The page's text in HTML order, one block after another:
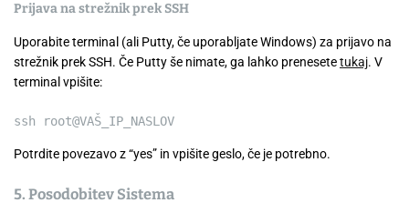
Prijava na strežnik prek SSH
Uporabite terminal (ali Putty, če uporabljate Windows) za prijavo na
strežnik prek SSH. Če Putty še nimate, ga lahko prenesetetukaj. V
terminal vpišite:
ssh root@VAŠ_IP_NASLOV
Potrdite povezavo z “yes” in vpišite geslo, če je potrebno.
5. Posodobitev Sistema